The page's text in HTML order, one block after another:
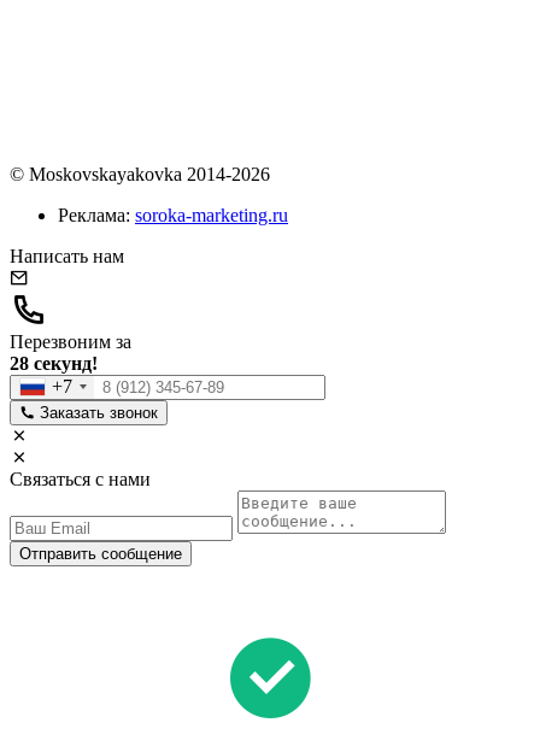
© Moskovskayakovka 2014-2026
Реклама: soroka-marketing.ru
Написать нам
Перезвоним за
28 секунд!
+7
Заказать звонок
Связаться с нами
Отправить сообщение